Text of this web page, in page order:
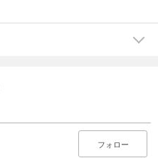
フォロー